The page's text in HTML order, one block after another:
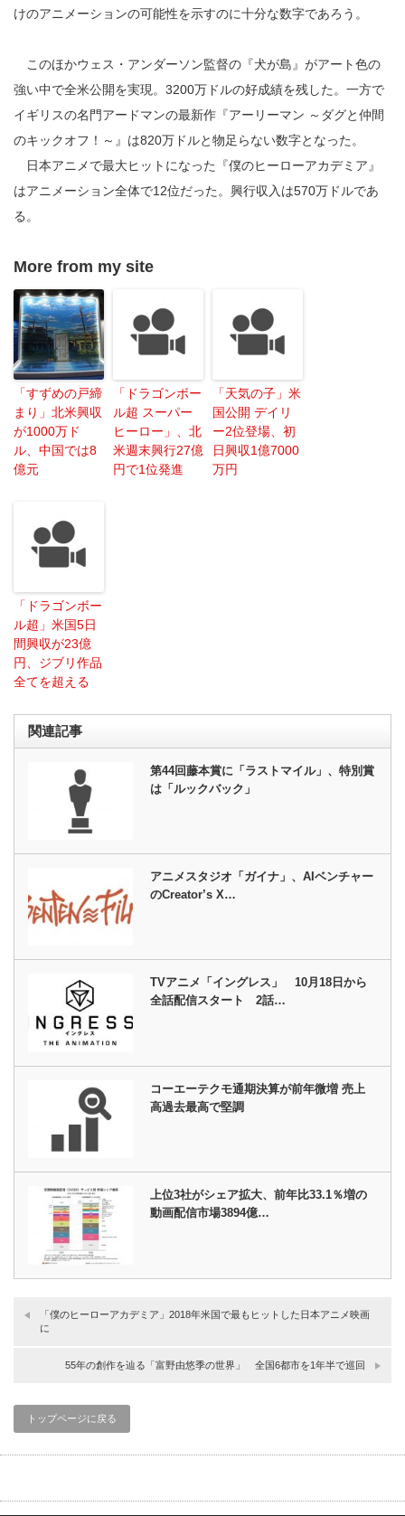
けのアニメーションの可能性を示すのに十分な数字であろう。
このほかウェス・アンダーソン監督の『犬が島』がアート色の
強い中で全米公開を実現。3200万ドルの好成績を残した。一方で
イギリスの名門アードマンの最新作『アーリーマン ～ダグと仲間
のキックオフ！～』は820万ドルと物足らない数字となった。
日本アニメで最大ヒットになった『僕のヒーローアカデミア』
はアニメーション全体で12位だった。興行収入は570万ドルであ
る。
More from my site
「すずめの戸締
まり」北米興収
が1000万ド
ル、中国では8
億元
「ドラゴンボー
ル超 スーパー
ヒーロー」、北
米週末興行27億
円で1位発進
「天気の子」米
国公開 デイリ
ー2位登場、初
日興収1億7000
万円
「ドラゴンボー
ル超」米国5日
間興収が23億
円、ジブリ作品
全てを超える
関連記事
第44回藤本賞に「ラストマイル」、特別賞
は「ルックバック」
アニメスタジオ「ガイナ」、AIベンチャー
のCreator’s X…
TVアニメ「イングレス」 10月18日から
全話配信スタート 2話…
コーエーテクモ通期決算が前年微増 売上
高過去最高で堅調
上位3社がシェア拡大、前年比33.1％増の
動画配信市場3894億…
「僕のヒーローアカデミア」2018年米国で最もヒットした日本アニメ映画
に
55年の創作を辿る「富野由悠季の世界」 全国6都市を1年半で巡回
トップページに戻る